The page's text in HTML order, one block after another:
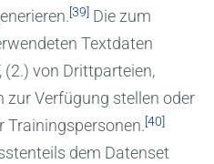
[39] Die zum
Textdaten
(2.) von Drittparteien,
Verfügung stellen oder
Trainingspersonen.[40]
dem Datenset